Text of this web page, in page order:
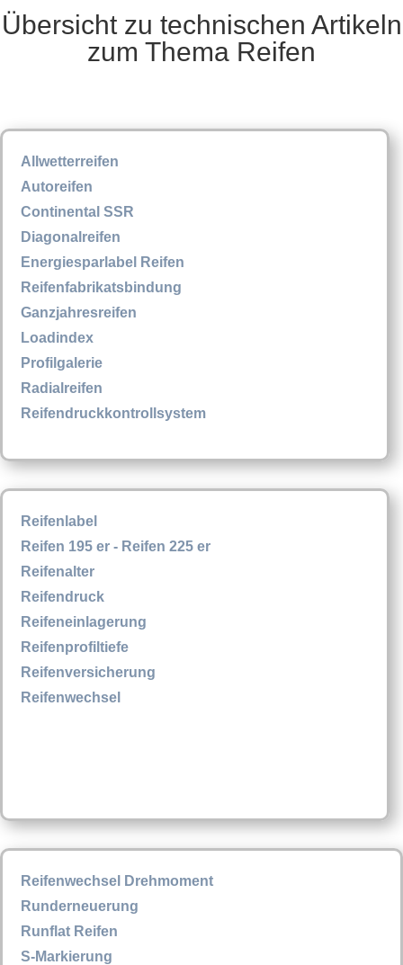
Übersicht zu technischen Artikeln
zum Thema Reifen
Allwetterreifen
Autoreifen
Continental SSR
Diagonalreifen
Energiesparlabel Reifen
Reifenfabrikatsbindung
Ganzjahresreifen
Loadindex
Profilgalerie
Radialreifen
Reifendruckkontrollsystem
Reifenlabel
Reifen 195 er - Reifen 225 er
Reifenalter
Reifendruck
Reifeneinlagerung
Reifenprofiltiefe
Reifenversicherung
Reifenwechsel
Reifenwechsel Drehmoment
Runderneuerung
Runflat Reifen
S-Markierung